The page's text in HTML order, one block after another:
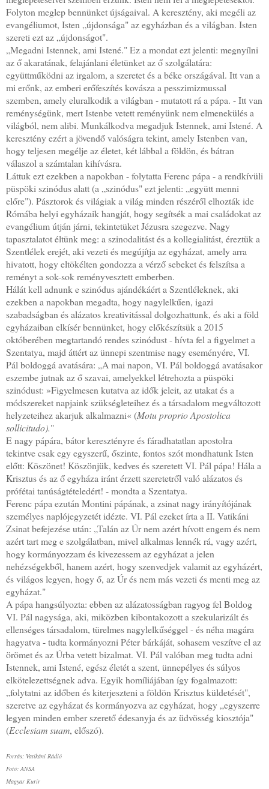
Folyton meglep bennünket újságaival. A keresztény, aki megéli az
evangéliumot, Isten „újdonsága" az egyházban és a világban. Isten
szereti ezt az „újdonságot".
„Megadni Istennek, ami Istené." Ez a mondat ezt jelenti: megnyílni
az ő akaratának, felajánlani életünket az ő szolgálatára:
együttműködni az irgalom, a szeretet és a béke országával. Itt van a
mi erőnk, az emberi erőfeszítés kovásza a pesszimizmussal
szemben, amely eluralkodik a világban - mutatott rá a pápa. - Itt van
reménységünk, mert Istenbe vetett reményünk nem elmenekülés a
világból, nem alibi. Munkálkodva megadjuk Istennek, ami Istené. A
keresztény ezért a jövendő valóságra tekint, amely Istenben van,
hogy teljesen megélje az életet, két lábbal a földön, és bátran
válaszol a számtalan kihívásra.
Láttuk ezt ezekben a napokban - folytatta Ferenc pápa - a rendkívüli
püspöki szinódus alatt (a „szinódus" ezt jelenti: „együtt menni
előre"). Pásztorok és világiak a világ minden részéről elhozták ide
Rómába helyi egyházaik hangját, hogy segítsék a mai családokat az
evangélium útján járni, tekintetüket Jézusra szegezve. Nagy
tapasztalatot éltünk meg: a szinodalitást és a kollegialitást, éreztük a
Szentlélek erejét, aki vezeti és megújítja az egyházat, amely arra
hivatott, hogy eltökélten gondozza a vérző sebeket és felszítsa a
reményt a sok-sok reményvesztett emberben.
Hálát kell adnunk e szinódus ajándékáért a Szentléleknek, aki
ezekben a napokban megadta, hogy nagylelkűen, igazi
szabadságban és alázatos kreativitással dolgozhattunk, és aki a föld
egyházaiban elkísér bennünket, hogy előkészítsük a 2015
októberében megtartandó rendes szinódust - hívta fel a figyelmet a
Szentatya, majd áttért az ünnepi szentmise nagy eseményére, VI.
Pál boldoggá avatására: „A mai napon, VI. Pál boldoggá avatásakor
eszembe jutnak az ő szavai, amelyekkel létrehozta a püspöki
szinódust: »Figyelmesen kutatva az idők jeleit, az utakat és a
módszereket napjaink szükségleteihez és a társadalom megváltozott
helyzeteihez akarjuk alkalmazni« (Motu proprio Apostolica
sollicitudo)."
E nagy pápára, bátor keresztényre és fáradhatatlan apostolra
tekintve csak egy egyszerű, őszinte, fontos szót mondhatunk Isten
előtt: Köszönet! Köszönjük, kedves és szeretett VI. Pál pápa! Hála a
Krisztus és az ő egyháza iránt érzett szeretetről való alázatos és
prófétai tanúságtételedért! - mondta a Szentatya.
Ferenc pápa ezután Montini pápának, a zsinat nagy irányítójának
személyes naplójegyzetét idézte. VI. Pál ezeket írta a II. Vatikáni
Zsinat befejezése után: „Talán az Úr nem azért hívott engem és nem
azért tart meg e szolgálatban, mivel alkalmas lennék rá, vagy azért,
hogy kormányozzam és kivezessem az egyházat a jelen
nehézségekből, hanem azért, hogy szenvedjek valamit az egyházért,
és világos legyen, hogy ő, az Úr és nem más vezeti és menti meg az
egyházat."
A pápa hangsúlyozta: ebben az alázatosságban ragyog fel Boldog
VI. Pál nagysága, aki, miközben kibontakozott a szekularizált és
ellenséges társadalom, türelmes nagylelkűséggel - és néha magára
hagyatva - tudta kormányozni Péter bárkáját, sohasem veszítve el az
örömet és az Úrba vetett bizalmat. VI. Pál valóban meg tudta adni
Istennek, ami Istené, egész életét a szent, ünnepélyes és súlyos
elkötelezettségnek adva. Egyik homíliájában így fogalmazott:
„folytatni az időben és kiterjeszteni a földön Krisztus küldetését",
szeretve az egyházat és kormányozva az egyházat, hogy „egyszerre
legyen minden ember szerető édesanyja és az üdvösség kiosztója"
(Ecclesiam suam, előszó).
Forrás: Vatikáni Rádió
Fotó: ANSA
Magyar Kurír